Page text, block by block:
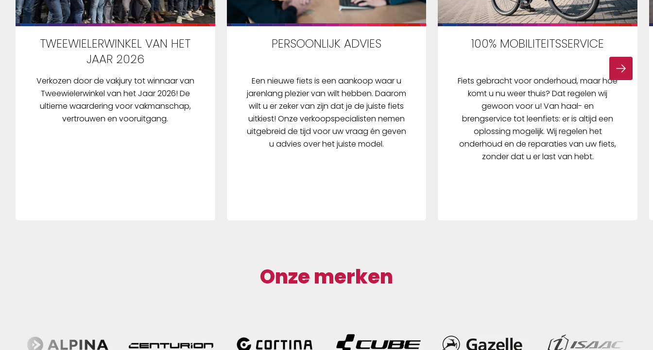
TWEEWIELERWINKEL VAN HET
JAAR 2026
Verkozen door de vakjury tot winnaar van
Tweewielerwinkel van het Jaar 2026! De
ultieme waardering voor vakmanschap,
vertrouwen en vooruitgang.
PERSOONLIJK ADVIES
Een nieuwe fiets is een aankoop waar u
jarenlang plezier van wilt hebben. Daarom
wilt u er zeker van zijn dat je de juiste fiets
uitkiest! Onze verkoopspecialisten nemen
uitgebreid de tijd voor uw vraag én geven
u advies over het juiste model.
100% MOBILITEITSSERVICE
Fiets gebracht voor onderhoud, maar hoe
komt u nu weer thuis? Dat regelen wij
gewoon voor u! Van haal- en
brengservice tot leenfiets: er is altijd een
oplossing mogelijk. Wij regelen het
onderhoud en de reparaties van uw fiets,
zonder dat u er last van hebt.
Onze merken